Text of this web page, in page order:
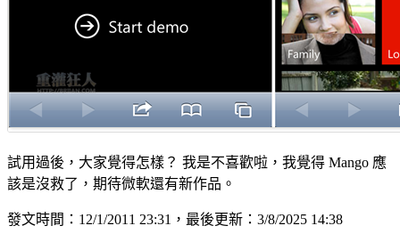
試用過後，大家覺得怎樣？ 我是不喜歡啦，我覺得 Mango 應
該是沒救了，期待微軟還有新作品。
發文時間：12/1/2011 23:31，最後更新：3/8/2025 14:38